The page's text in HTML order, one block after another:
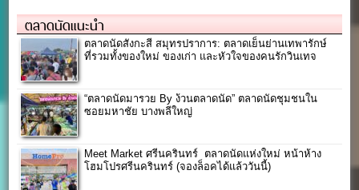
ตลาดนัดแนะนำ
ตลาดนัดสังกะสี สมุทรปราการ: ตลาดเย็นย่านเทพารักษ์
ที่รวมทั้งของใหม่ ของเก่า และหัวใจของคนรักวินเทจ
“ตลาดนัดมารวย By ง้วนตลาดนัด” ตลาดนัดชุมชนใน
ซอยมหาชัย บางพลีใหญ่
Meet Market ศรีนครินทร์ ตลาดนัดแห่งใหม่ หน้าห้าง
โฮมโปรศรีนครินทร์ (จองล็อคได้แล้ววันนี้)